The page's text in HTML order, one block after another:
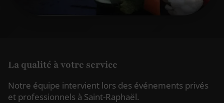
La qualité à votre service
Notre équipe intervient lors des événements privés
et professionnels à Saint-Raphaël.